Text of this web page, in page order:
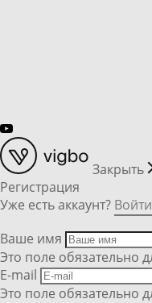
Закрыть
Регистрация
Уже есть аккаунт? Войти
Ваше имя
Это поле обязательно
E-mail
Это поле обязательно